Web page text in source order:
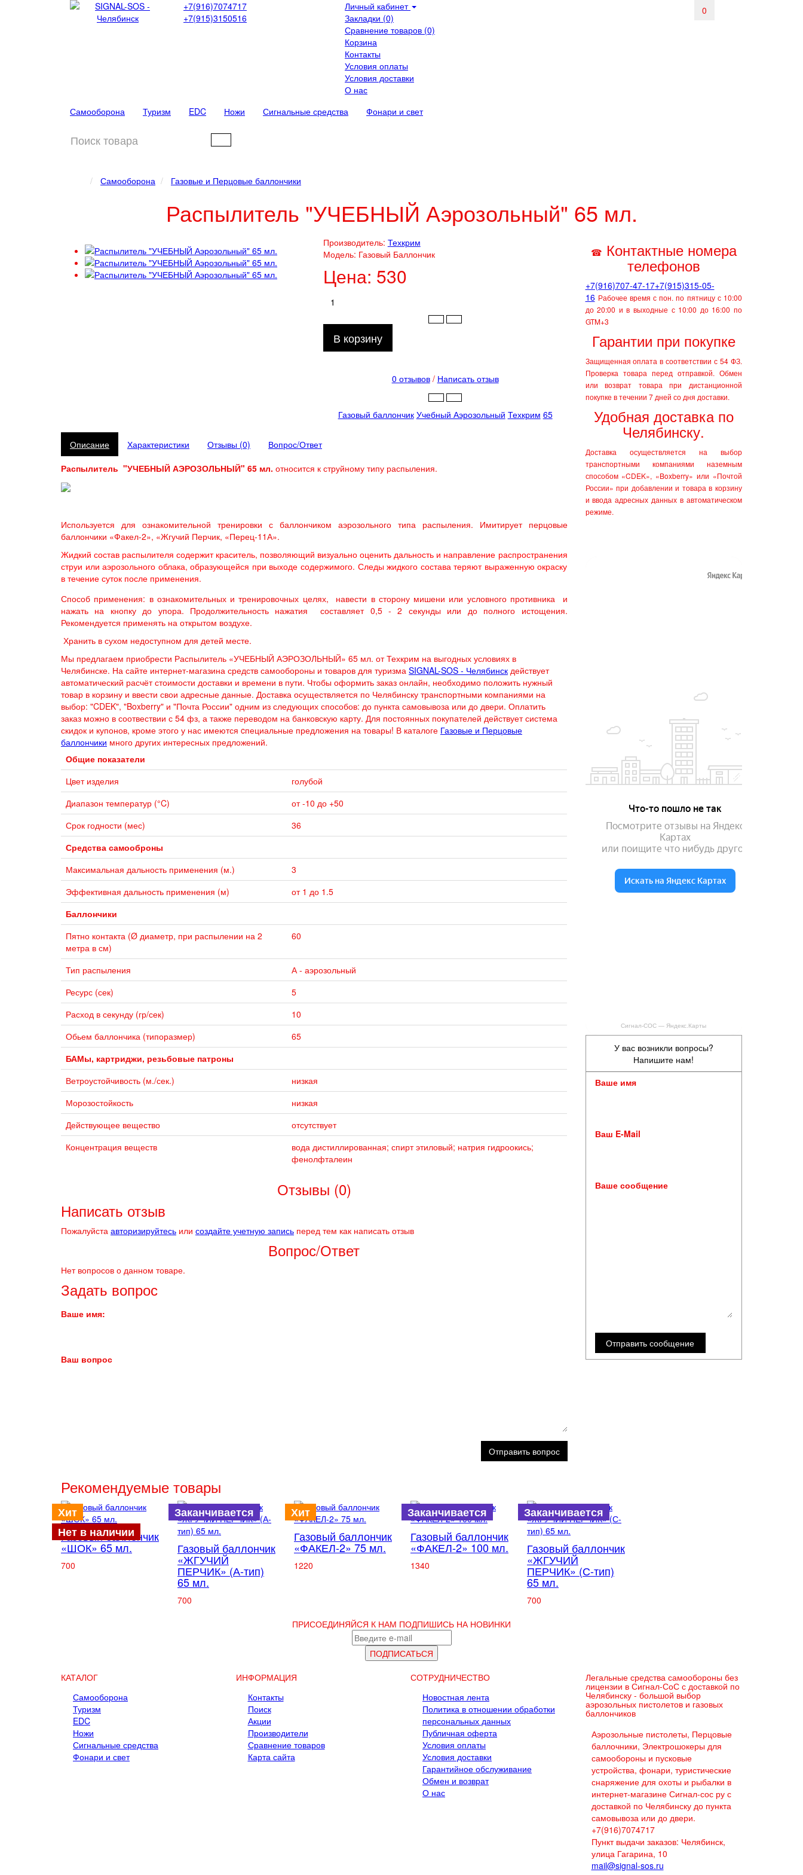
+7(916)7074717
+7(915)3150516
Личный кабинет
Закладки (0)
Сравнение товаров (0)
Корзина
Контакты
Условия оплаты
Условия доставки
О нас
0
Самооборона Туризм EDC Ножи Сигнальные средства Фонари и свет
Самооборона Газовые и Перцовые баллончики
Распылитель "УЧЕБНЫЙ Аэрозольный" 65 мл.
Производитель: Техкрим
Модель: Газовый Баллончик
Цена: 530
В корзину
0 отзывов/ Написать отзыв
Газовый баллончик Учебный Аэрозольный Техкрим 65
Описание Характеристики Отзывы (0)
Вопрос/Ответ
Распылитель "УЧЕБНЫЙ АЭРОЗОЛЬНЫЙ" 65 мл. относится к струйному типу распыления.
Используется для ознакомительной тренировки с баллончиком аэрозольного типа распыления. Имитирует перцовые
баллончики «Факел-2», «Жгучий Перчик, «Перец-11А».
Жидкий состав распылителя содержит краситель, позволяющий визуально оценить дальность и направление распространения
струи или аэрозольного облака, образующейся при выходе содержимого. Следы жидкого состава теряют выраженную окраску
в течение суток после применения.
Способ применения: в ознакомительных и тренировочных целях, навести в сторону мишени или условного противника и
нажать на кнопку до упора. Продолжительность нажатия составляет 0,5 - 2 секунды или до полного истощения.
Рекомендуется применять на открытом воздухе.
Хранить в сухом недоступном для детей месте.
Мы предлагаем приобрести Распылитель «УЧЕБНЫЙ АЭРОЗОЛЬНЫЙ» 65 мл. от Техкрим на выгодных условиях в
Челябинске. На сайте интернет-магазина средств самообороны и товаров для туризма SIGNAL-SOS - Челябинск действует
автоматический расчёт стоимости доставки и времени в пути. Чтобы оформить заказ онлайн, необходимо положить нужный
товар в корзину и ввести свои адресные данные. Доставка осуществляется по Челябинску транспортными компаниями на
выбор: "CDEK", "Boxberry" и "Почта России" одним из следующих способов: до пункта самовывоза или до двери. Оплатить
заказ можно в соотвествии с 54 фз, а также переводом на банковскую карту. Для постоянных покупателей действует система
скидок и купонов, кроме этого у нас имеются cпециальные предложения на товары! В каталоге Газовые и Перцовые
баллончики много других интересных предложений.
Общие показатели
Цвет изделия
голубой
Диапазон температур (°C)
от -10 до +50
Срок годности (мес)
36
Средства самооброны
Максимальная дальность применения (м.)
3
Эффективная дальность применения (м)
от 1 до 1.5
Баллончики
Пятно контакта (Ø диаметр, при распылении на 2
метра в см)
60
Тип распыления
А - аэрозольный
Ресурс (сек)
5
Расход в секунду (гр/сек)
10
Обьем баллончика (типоразмер)
65
БАМы, картриджи, резьбовые патроны
Ветроустойчивость (м./сек.)
низкая
Морозостойкость
низкая
Действующее вещество
отсутствует
Концентрация веществ
вода дистиллированная; спирт этиловый; натрия гидроокись;
фенолфталеин
Отзывы (0)
Написать отзыв
Пожалуйста авторизируйтесь или создайте учетную запись перед тем как написать отзыв
Вопрос/Ответ
Нет вопросов о данном товаре.
Задать вопрос
Ваше имя:
Ваш вопрос
Отправить вопрос
☎ Контактные номера
телефонов
+7(916)707-47-17+7(915)315-05-
16 Рабочее время с пон. по пятницу с 10:00
до 20:00 и в выходные с 10:00 до 16:00 по
GTM+3
Гарантии при покупке
Защищенная оплата в соответствии с 54 ФЗ.
Проверка товара перед отправкой. Обмен
или возврат товара при дистанционной
покупке в течении 7 дней со дня доставки.
Удобная доставка по
Челябинску.
Доставка осуществляется на выбор
транспортными компаниями наземным
способом «CDEK», «Boxberry» или «Почтой
России» при добавлении и товара в корзину
и ввода адресных данных в автоматическом
режиме.
Сигнал-СОС — Яндекс.Карты
У вас возникли вопросы?
Напишите нам!
Ваше имя
Ваш E-Mail
Ваше сообщение
Рекомендуемые товары
Хит
Нет в наличии
Газовый баллончик
«ШОК» 65 мл.
700
Заканчивается
Газовый баллончик
«ЖГУЧИЙ
ПЕРЧИК» (А-тип)
65 мл.
700
Хит
Газовый баллончик
«ФАКЕЛ-2» 75 мл.
1220
Заканчивается
Газовый баллончик
«ФАКЕЛ-2» 100 мл.
1340
Заканчивается
Газовый баллончик
«ЖГУЧИЙ
ПЕРЧИК» (С-тип)
65 мл.
700
ПРИСОЕДИНЯЙСЯ К НАМ ПОДПИШИСЬ НА НОВИНКИ
КАТАЛОГ
Самооборона
Туризм
EDC
Ножи
Сигнальные средства
Фонари и свет
ИНФОРМАЦИЯ
Контакты
Поиск
Акции
Производители
Сравнение товаров
Карта сайта
СОТРУДНИЧЕСТВО
Новостная лента
Политика в отношении обработки
персональных данных
Публичная оферта
Условия оплаты
Условия доставки
Гарантийное обслуживание
Обмен и возврат
О нас
Легальные средства самообороны без
лицензии в Сигнал-СоС с доставкой по
Челябинску - большой выбор
аэрозольных пистолетов и газовых
баллончиков
Аэрозольные пистолеты, Перцовые
баллочники, Электрошокеры для
самообороны и пусковые
устройства, фонари, туристические
снаряжение для охоты и рыбалки в
интернет-магазине Сигнал-сос ру с
доставкой по Челябинску до пункта
самовывоза или до двери.
+7(916)7074717
Пункт выдачи заказов: Челябинск,
улица Гагарина, 10
mail@signal-sos.ru